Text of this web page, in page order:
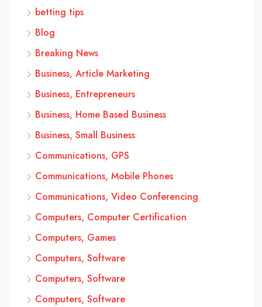
betting tips
Blog
Breaking News
Business, Article Marketing
Business, Entrepreneurs
Business, Home Based Business
Business, Small Business
Communications, GPS
Communications, Mobile Phones
Communications, Video Conferencing
Computers, Computer Certification
Computers, Games
Computers, Software
Computers, Software
Computers, Software